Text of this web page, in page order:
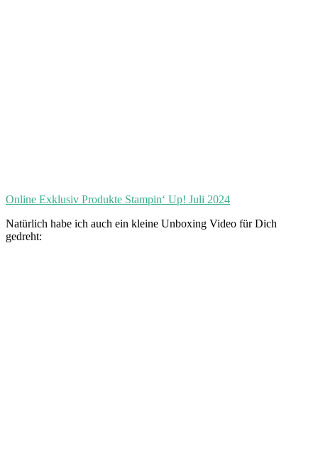
Online Exklusiv Produkte Stampin‘ Up! Juli 2024
Natürlich habe ich auch ein kleine Unboxing Video für Dich
gedreht: